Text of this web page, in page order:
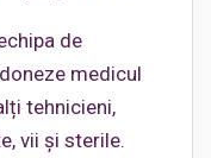
de
medicul
tehnicieni,
vii și sterile.